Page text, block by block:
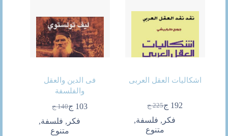
اشكاليات العقل العربى
225 ج
السعر
الأصلي
هو:
192 جالسعر
الحالي
هو:
فكر , فلسفة,
متنوع
فى الدين والعقل
والفلسفة
140 ج
السعر
الأصلي
هو:
103 جالسعر
الحالي
هو:
فكر , فلسفة,
متنوع